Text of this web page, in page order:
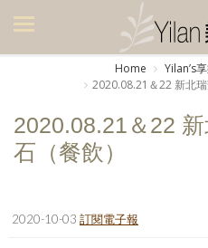
美食集
廚房集
旅遊集
Home Yilanʼs
2020.08.21＆22 新北瑞
2020.08.21＆22
石（餐飲）
2020-10-03 訂閱電子報